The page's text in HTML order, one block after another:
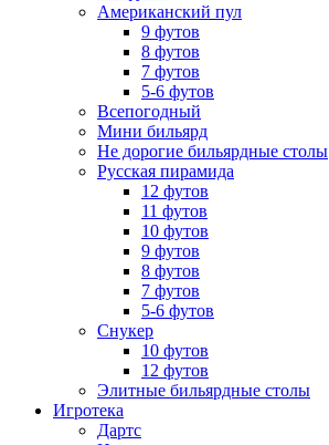
Американский пул
9 футов
8 футов
7 футов
5-6 футов
Всепогодный
Мини бильярд
Не дорогие бильярдные столы
Русская пирамида
12 футов
11 футов
10 футов
9 футов
8 футов
7 футов
5-6 футов
Снукер
10 футов
12 футов
Элитные бильярдные столы
Игротека
Дартс